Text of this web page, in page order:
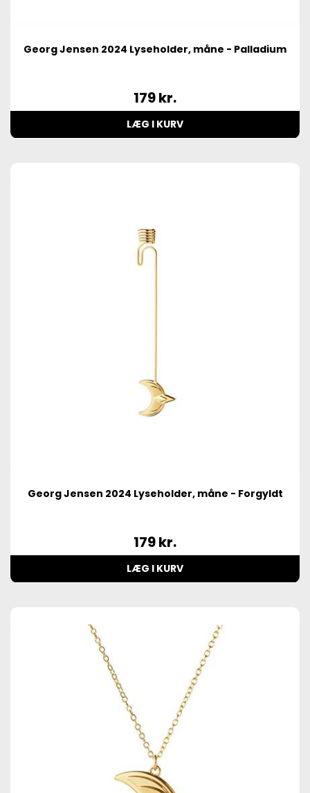
Georg Jensen 2024 Lyseholder, måne - Palladium
179kr.
LÆG I KURV
Georg Jensen 2024 Lyseholder, måne - Forgyldt
179kr.
LÆG I KURV